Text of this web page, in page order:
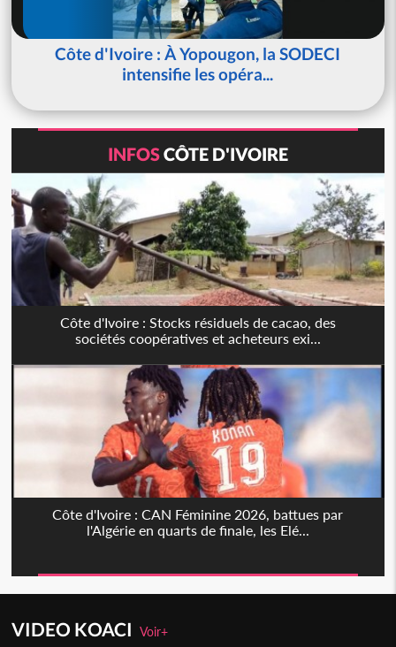
Côte d'Ivoire : À Yopougon, la SODECI
intensifie les opéra...
INFOSCÔTE D'IVOIRE
Côte d'Ivoire : Stocks résiduels de cacao, des
sociétés coopératives et acheteurs exi...
Côte d'Ivoire : CAN Féminine 2026, battues par
l'Algérie en quarts de finale, les Elé...
VIDEO KOACIVoir+